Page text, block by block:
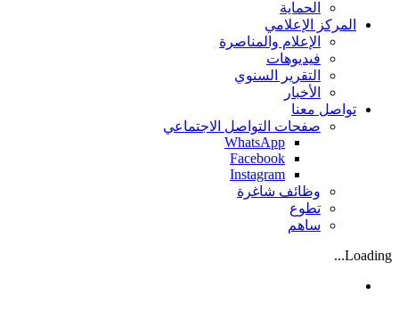
الحماية
المركز الإعلامي
الإعلام والمناصرة
فيديوهات
التقرير السنوي
الأخبار
تواصل معنا
صفحات التواصل الاجتماعي
WhatsApp
Facebook
Instagram
وظائف شاغرة
تطوع
ساهم
Loading...